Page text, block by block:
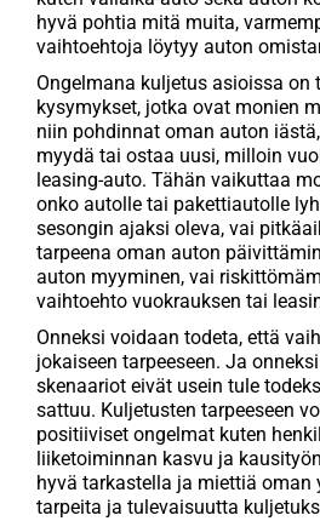
hyvä pohtia mitä muita,
vaihtoehtoja löytyy auton
Ongelmana kuljetus asioissa on
kysymykset, jotka ovat monien
niin pohdinnat oman auton
myydä tai ostaa uusi, milloin
leasing-auto. Tähän vaikuttaa
onko autolle tai pakettiautolle
sesongin ajaksi oleva, vai
tarpeena oman auton
auton myyminen, vai
vaihtoehto vuokrauksen tai
Onneksi voidaan todeta, että
jokaiseen tarpeeseen. Ja
skenaariot eivät usein tule
sattuu. Kuljetusten tarpeeseen
positiiviset ongelmat kuten
liiketoiminnan kasvu ja
hyvä tarkastella ja miettiä oman
tarpeita ja tulevaisuutta